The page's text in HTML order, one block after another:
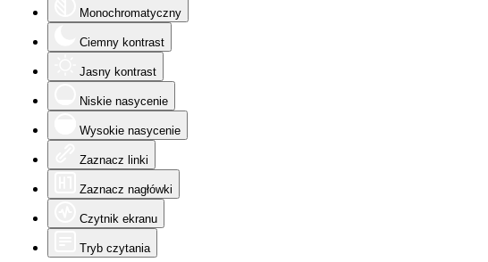
Monochromatyczny
Ciemny kontrast
Jasny kontrast
Niskie nasycenie
Wysokie nasycenie
Zaznacz linki
Zaznacz nagłówki
Czytnik ekranu
Tryb czytania